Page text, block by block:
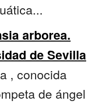
arborea.
de Sevilla
, conocida
de ángel